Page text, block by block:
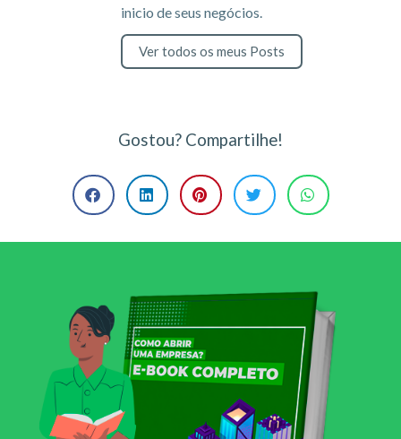
inicio de seus negócios.
Ver todos os meus Posts
Gostou? Compartilhe!